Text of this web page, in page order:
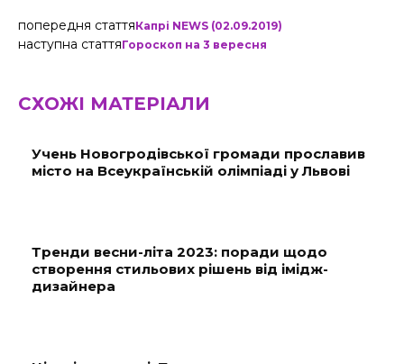
попередня статтяКапрі NEWS (02.09.2019)
наступна статтяГороскоп на 3 вересня
СХОЖІ МАТЕРІАЛИ
Учень Новогродівської громади прославив
місто на Всеукраїнській олімпіаді у Львові
Тренди весни-літа 2023: поради щодо
створення стильових рішень від імідж-
дизайнера